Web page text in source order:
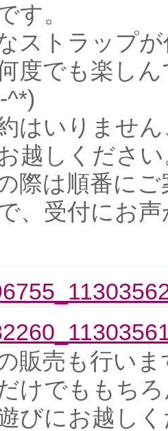
す。
ストラップ
度でも楽し
^*)
はいりませ
越しくださ
際は順番に
、受付にお
販売も行い
けでももち
びにお越し